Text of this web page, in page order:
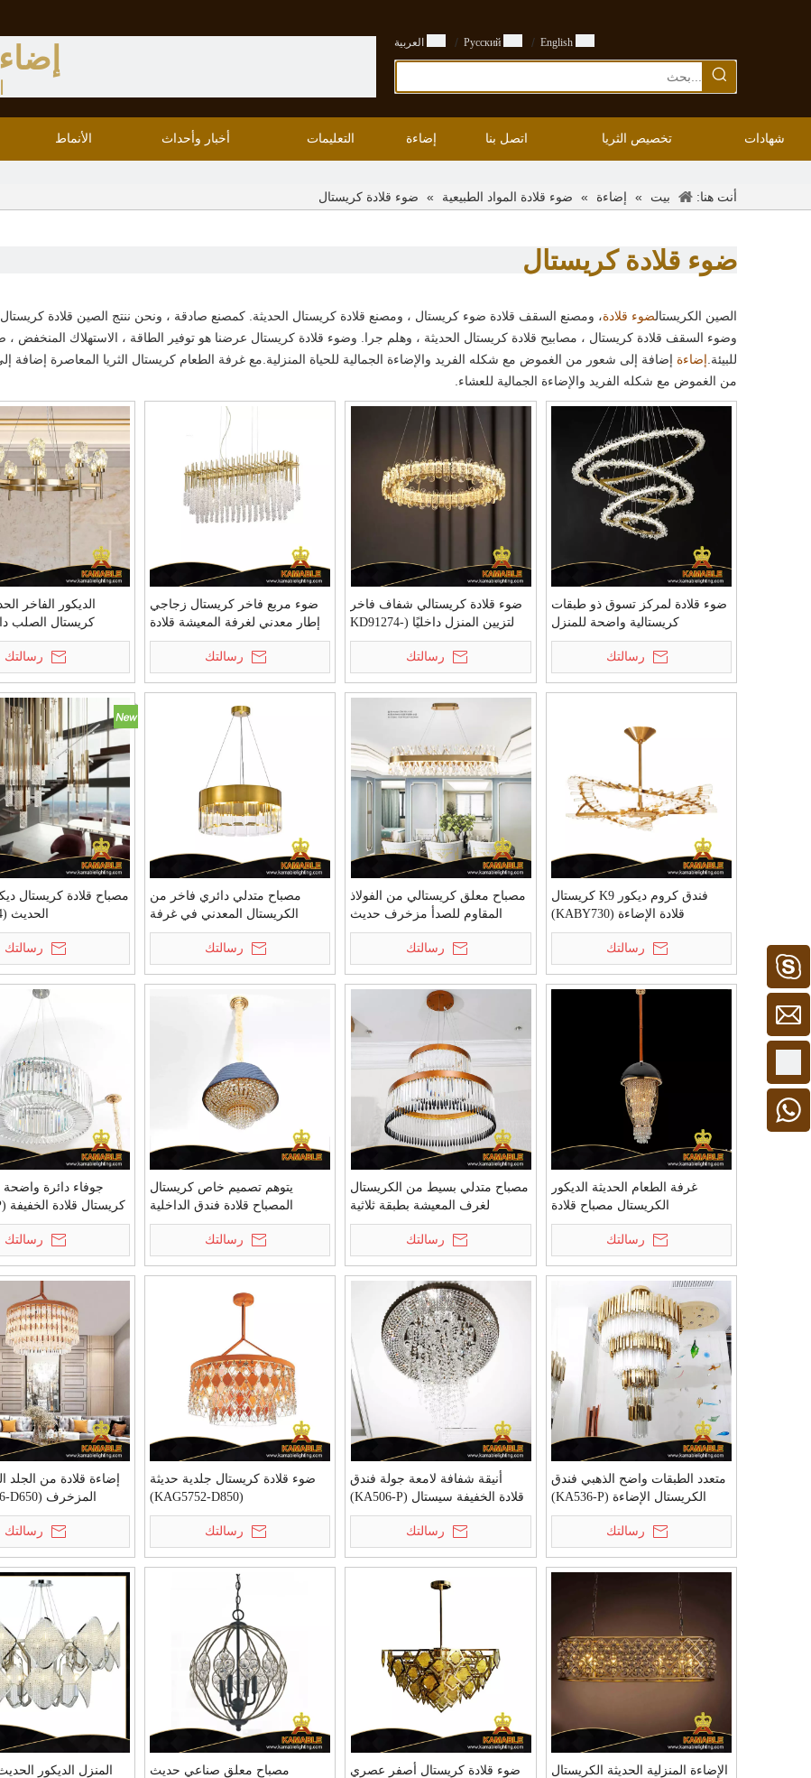
English
/
Pусский
/ العربية
شهادات تخصيص الثريا اتصل بنا إضاءة التعليمات أخبار وأحداث الأنماط
أنت هنا: بيت » إضاءة » ضوء قلادة المواد الطبيعية » ضوء قلادة كريستال
ضوء قلادة كريستال
الصين الكريستالضوء قلادة، ومصنع السقف قلادة ضوء كريستال ، ومصنع قلادة كريستال الحديثة. كمصنع صادقة ، ونحن ننتج الصين قلادة كريستال
وضوء السقف قلادة كريستال ، مصابيح قلادة كريستال الحديثة ، وهلم جرا. وضوء قلادة كريستال عرضنا هو توفير الطاقة ، الاستهلاك المنخفض ،
للبيئة.
إضاءة إضافة إلى شعور من الغموض مع شكله الفريد والإضاءة الجمالية للحياة المنزلية.مع غرفة الطعام كريستال الثريا المعاصرة إضافة
من الغموض مع شكله الفريد والإضاءة الجمالية للعشاء.
ضوء قلادة لمركز تسوق ذو طبقات
كريستالية واضحة للمنزل
(KD91273-D40/60/80/100)
رسالتك
ضوء قلادة كريستالي شفاف فاخر
لتزيين المنزل داخليًا (KD91274-
D60)
رسالتك
ضوء مربع فاخر كريستال زجاجي
إطار معدني لغرفة المعيشة قلادة
ضوء (PR68129-9)
رسالتك
الديكور الفاخر
كريستال الصلب
(BRCH9162-10)
رسالتك
فندق كروم ديكور K9 كريستال
قلادة الإضاءة (KABY730)
رسالتك
مصباح معلق كريستالي من الفولاذ
المقاوم للصدأ مزخرف حديث
(G8618-L1150)
رسالتك
مصباح متدلي دائري فاخر من
الكريستال المعدني في غرفة
المعيشة (UR821)
رسالتك
مصباح قلادة كريستال
الحديث (KPL1804)
رسالتك
غرفة الطعام الحديثة الديكور
الكريستال مصباح قلادة
(KAPD8031-12)
رسالتك
مصباح متدلي بسيط من الكريستال
لغرف المعيشة بطبقة ثلاثية
(KA522-P)
رسالتك
يتوهم تصميم خاص كريستال
المصباح قلادة فندق الداخلية
(KA529-P)
رسالتك
جوفاء دائرة
كريستال قلادة الخفيفة (KA515-P)
رسالتك
متعدد الطبقات واضح الذهبي فندق
الكريستال الإضاءة (KA536-P)
رسالتك
أنيقة شفافة لامعة جولة فندق
قلادة الخفيفة سيستال (KA506-P)
رسالتك
ضوء قلادة كريستال جلدية حديثة
(KAG5752-D850)
رسالتك
إضاءة قلادة من الجلد
المزخرف (KAG8626-D650)
رسالتك
الإضاءة المنزلية الحديثة الكريستال
ضوء قلادة كريستال أصفر عصري
مصباح معلق صناعي حديث
المنزل الديكور